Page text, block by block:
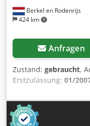
Berkel en Rodenrijs
424 km
Anfragen
Zustand: gebraucht,
Erstzulassung: 01/
Leergewicht: 10.300
Achse 2: links 10 mm,
rechts 10 mm Achse
Adozrgl Iezjck Wir